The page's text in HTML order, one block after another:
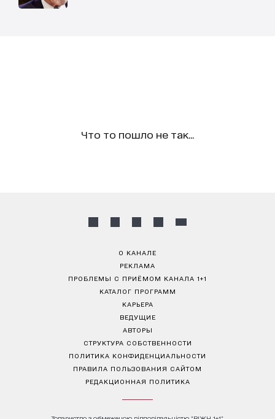
Что то пошло не так...
О КАНАЛЕ
РЕКЛАМА
ПРОБЛЕМЫ С ПРИЁМОМ КАНАЛА 1+1
КАТАЛОГ ПРОГРАММ
КАРЬЕРА
ВЕДУЩИЕ
АВТОРЫ
СТРУКТУРА СОБСТВЕННОСТИ
ПОЛИТИКА КОНФИДЕНЦИАЛЬНОСТИ
ПРАВИЛА ПОЛЬЗОВАНИЯ САЙТОМ
РЕДАКЦИОННАЯ ПОЛИТИКА